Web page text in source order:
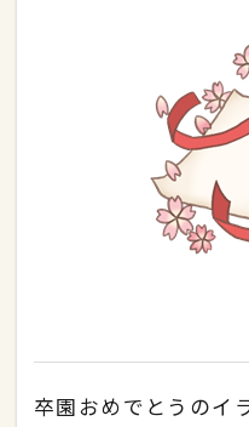
卒園おめでとうのイ